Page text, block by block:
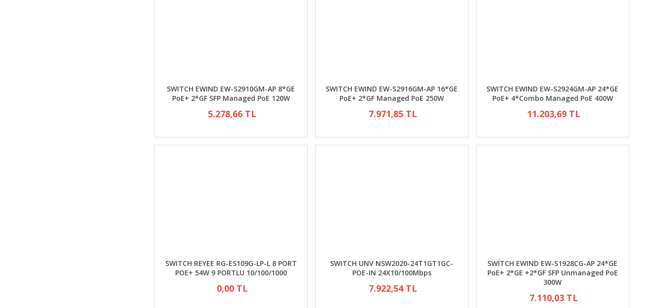
SWITCH EWIND EW-S2910GM-AP 8*GE
PoE+ 2*GF SFP Managed PoE 120W
5.278,66 TL
SWITCH EWIND EW-S2916GM-AP 16*GE
PoE+ 2*GF Managed PoE 250W
7.971,85 TL
SWITCH EWIND EW-S2924GM-AP 24*GE
PoE+ 4*Combo Managed PoE 400W
11.203,69 TL
SWITCH REYEE RG-ES109G-LP-L 8 PORT
POE+ 54W 9 PORTLU 10/100/1000
0,00 TL
SWITCH UNV NSW2020-24T1GT1GC-
POE-IN 24X10/100Mbps
7.922,54 TL
SWİTCH EWIND EW-S1928CG-AP 24*GE
PoE+ 2*GE +2*GF SFP Unmanaged PoE
300W
7.110,03 TL